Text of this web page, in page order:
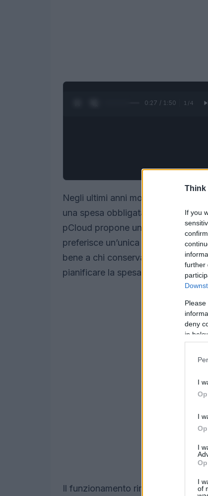
Think
If you
further
deny
in
I
I
I
I
of
0:28 / 1:50 1 /4
Negli ultimi anni molte persone
una spesa obbligata: piccoli
pCloud propone un approccio
preferisce un’unica spesa invece
bene a chi conserva foto, video,
pianificare la spesa in modo più
Il funzionamento rimane